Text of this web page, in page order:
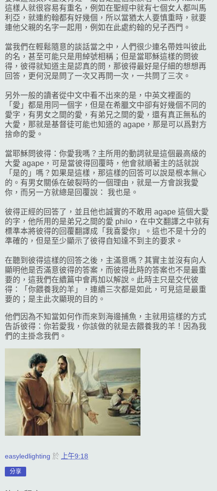
這樣人就很容易有重名，例如在聖經中就有七個女人都叫馬
利亞，就連約翰都有好幾個，所以當猶太人要慎重時，就要
連他父親的名字一起用，例如在此處約翰的兒子西門。
當我們在輕鬆隨意的談話當之中，人們很少連名帶姓叫彼此
的名，甚至可能只是用綽號相稱；但是當耶穌這樣的問彼
得，彼得就知道主是認真的問，那彼得最好是仔細的想想再
回答，更何況是問了一次又再問一次，一共問了三次。
另外一般的讀者從中文中看不出來的是，中英文裡面的
「愛」都是用同一個字，但是在希臘文中卻有好幾個不同的
愛字，有男女之間的愛，有弟兄之間的愛，還有真正無私的
大愛，那就是基督徒可能也知道的 agape，那是可以爲對方
捨命的愛。
當耶穌問彼得：你愛我嗎？主所用的動詞就是這個最高級的
大愛 agape，可是當彼得回覆時，他會就順著主的話就說
「是的」嗎？如果是這樣，那這樣的回答可以說是根本無心
的。有男女關係在破裂時的一個理由，就是一方會說我愛
你，而另一方就總是回覆說： 我也是。
彼得正經的回答了，並且他也誠實的不敢用 agape 這個大愛
的字，他所用的是弟兄之間的愛 philo，在中文翻譯之中就有
標準本將彼得的回覆翻譯成「我喜愛你」。這也不是十分的
準確的，但是至少顯示了彼得自知達不到主的要求。
在聽到彼得這樣的回答之後，主滿意嗎？其實主並沒有向人
顯明他是否滿意彼得的答案，而彼得此時的答案也不是最重
要的，這我們在續篇中會再加以解說。此時主只是交代彼
得：「你餵養我的羊」，連續三次都是如此，可見這是最重
要的；是主此次顯現的目的。
他們因為不知當如何作而來到海邊捕魚，主就用這樣的方式
告訴彼得：你若愛我，你該做的就是去餵養我的羊！因為我
們的主掛念我們。
easyledlighting 於 上午9:18
分享